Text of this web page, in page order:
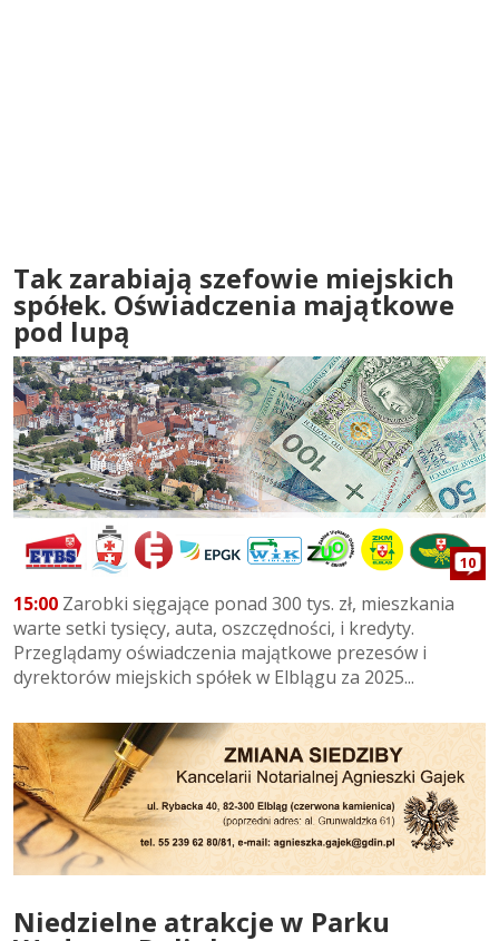
Tak zarabiają szefowie miejskich
spółek. Oświadczenia majątkowe
pod lupą
10
15:00 Zarobki sięgające ponad 300 tys. zł, mieszkania
warte setki tysięcy, auta, oszczędności, i kredyty.
Przeglądamy oświadczenia majątkowe prezesów i
dyrektorów miejskich spółek w Elblągu za 2025...
Niedzielne atrakcje w Parku